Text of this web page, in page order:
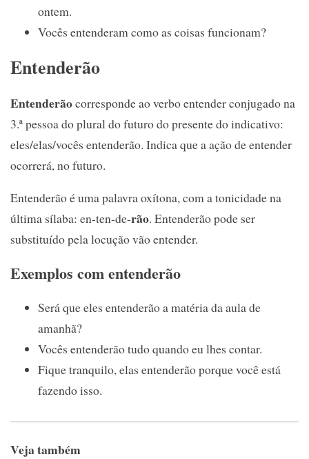
ontem.
Vocês entenderam como as coisas funcionam?
Entenderão
Entenderãocorresponde ao verbo entender conjugado na
3.ª pessoa do plural do futuro do presente do indicativo:
eles/elas/vocês entenderão. Indica que a ação de entender
ocorrerá, no futuro.
Entenderão é uma palavra oxítona, com a tonicidade na
última sílaba: en-ten-de-rão. Entenderão pode ser
substituído pela locução vão entender.
Exemplos com entenderão
Será que eles entenderão a matéria da aula de
amanhã?
Vocês entenderão tudo quando eu lhes contar.
Fique tranquilo, elas entenderão porque você está
fazendo isso.
Veja também